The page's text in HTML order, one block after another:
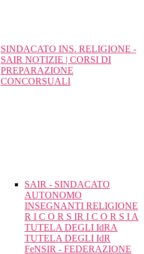
SINDACATO INS. RELIGIONE -
SAIR NOTIZIE | CORSI DI
PREPARAZIONE
CONCORSUALI
SAIR - SINDACATO
AUTONOMO
INSEGNANTI RELIGIONE
R I C O R S IR I C O R S I A
TUTELA DEGLI IdRA
TUTELA DEGLI IdR
FeNSIR - FEDERAZIONE